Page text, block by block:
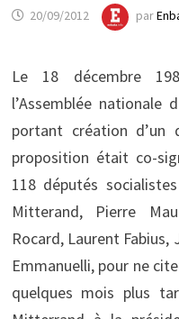
20/09/2012 par
Le 18 décembre
l’Assemblée nationale
portant création d’un
proposition était co-
118 députés
Mitterand, Pierre
Rocard, Laurent Fabius,
Emmanuelli, pour ne
quelques mois plus